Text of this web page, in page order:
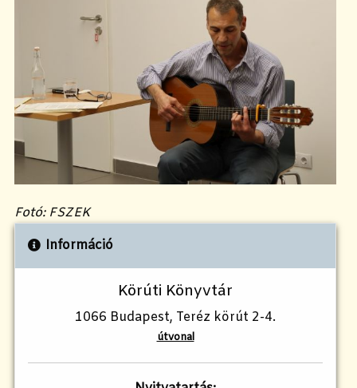
Fotó: FSZEK
Információ
Körúti Könyvtár
1066 Budapest, Teréz körút 2-4.
útvonal